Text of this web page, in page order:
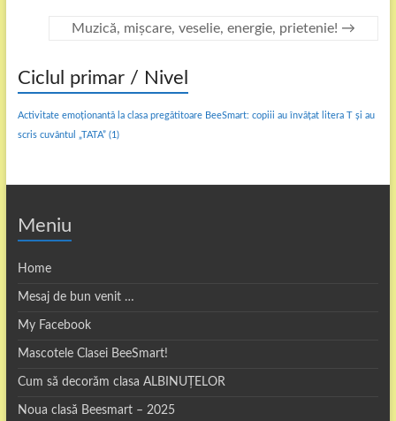
Muzică, mișcare, veselie, energie, prietenie! →
Ciclul primar / Nivel
Activitate emoționantă la clasa pregătitoare BeeSmart: copiii au învățat litera T și au
scris cuvântul „TATA”(1)
Meniu
Home
Mesaj de bun venit …
My Facebook
Mascotele Clasei BeeSmart!
Cum să decorăm clasa ALBINUȚELOR
Noua clasă Beesmart – 2025